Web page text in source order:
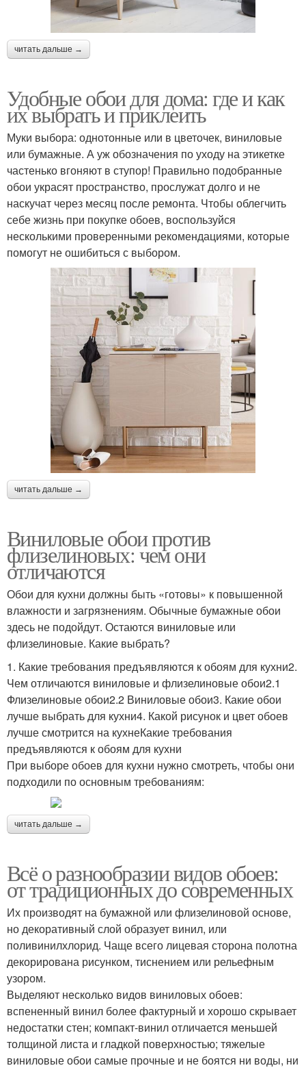
читать дальше →
Удобные обои для дома: где и как
их выбрать и приклеить
Муки выбора: однотонные или в цветочек, виниловые
или бумажные. А уж обозначения по уходу на этикетке
частенько вгоняют в ступор! Правильно подобранные
обои украсят пространство, прослужат долго и не
наскучат через месяц после ремонта. Чтобы облегчить
себе жизнь при покупке обоев, воспользуйся
несколькими проверенными рекомендациями, которые
помогут не ошибиться с выбором.
читать дальше →
Виниловые обои против
флизелиновых: чем они
отличаются
Обои для кухни должны быть «готовы» к повышенной
влажности и загрязнениям. Обычные бумажные обои
здесь не подойдут. Остаются виниловые или
флизелиновые. Какие выбрать?
1. Какие требования предъявляются к обоям для кухни2.
Чем отличаются виниловые и флизелиновые обои2.1
Флизелиновые обои2.2 Виниловые обои3. Какие обои
лучше выбрать для кухни4. Какой рисунок и цвет обоев
лучше смотрится на кухнеКакие требования
предъявляются к обоям для кухни
При выборе обоев для кухни нужно смотреть, чтобы они
подходили по основным требованиям:
читать дальше →
Всё о разнообразии видов обоев:
от традиционных до современных
Их производят на бумажной или флизелиновой основе,
но декоративный слой образует винил, или
поливинилхлорид. Чаще всего лицевая сторона полотна
декорирована рисунком, тиснением или рельефным
узором.
Выделяют несколько видов виниловых обоев:
вспененный винил более фактурный и хорошо скрывает
недостатки стен; компакт-винил отличается меньшей
толщиной листа и гладкой поверхностью; тяжелые
виниловые обои самые прочные и не боятся ни воды, ни